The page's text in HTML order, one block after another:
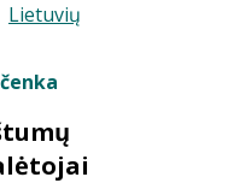
Lietuvių